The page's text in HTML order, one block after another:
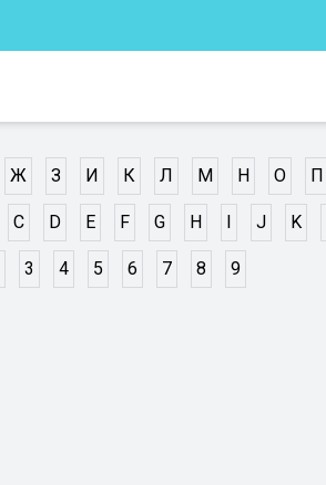
Ж З И К Л М Н О П
C D E F G H I J K
3 4 5 6 7 8 9